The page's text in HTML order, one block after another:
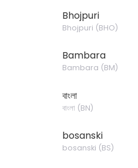
Bhojpuri
Bhojpuri (BHO)
Bambara
Bambara (BM)
বাংলা
বাংলা (BN)
bosanski
bosanski (BS)